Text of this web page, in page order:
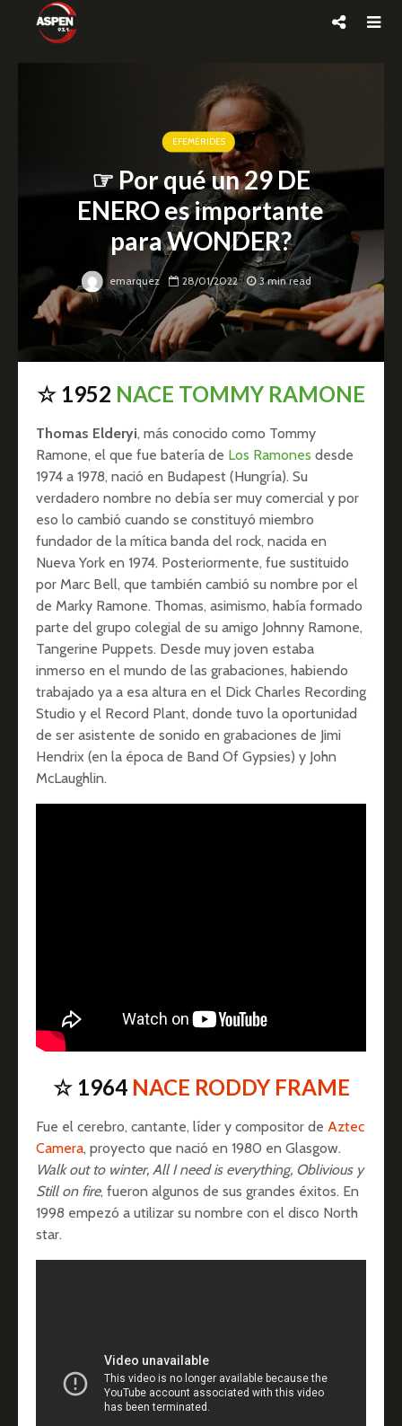
EFEMÉRIDES
☞ Por qué un 29 DE
ENERO es importante
para WONDER?
emarquez 28/01/2022 3 min read
☆ 1952 NACE TOMMY RAMONE
Thomas Elderyi, más conocido como Tommy
Ramone, el que fue batería de Los Ramones desde
1974 a 1978, nació en Budapest (Hungría). Su
verdadero nombre no debía ser muy comercial y por
eso lo cambió cuando se constituyó miembro
fundador de la mítica banda del rock, nacida en
Nueva York en 1974. Posteriormente, fue sustituido
por Marc Bell, que también cambió su nombre por el
de Marky Ramone. Thomas, asimismo, había formado
parte del grupo colegial de su amigo Johnny Ramone,
Tangerine Puppets. Desde muy joven estaba
inmerso en el mundo de las grabaciones, habiendo
trabajado ya a esa altura en el Dick Charles Recording
Studio y el Record Plant, donde tuvo la oportunidad
de ser asistente de sonido en grabaciones de Jimi
Hendrix (en la época de Band Of Gypsies) y John
McLaughlin.
☆ 1964 NACE RODDY FRAME
Fue el cerebro, cantante, líder y compositor de Aztec
Camera, proyecto que nació en 1980 en Glasgow.
Walk out to winter, All I need is everything, Oblivious y
Still on fire, fueron algunos de sus grandes éxitos. En
1998 empezó a utilizar su nombre con el disco North
star.